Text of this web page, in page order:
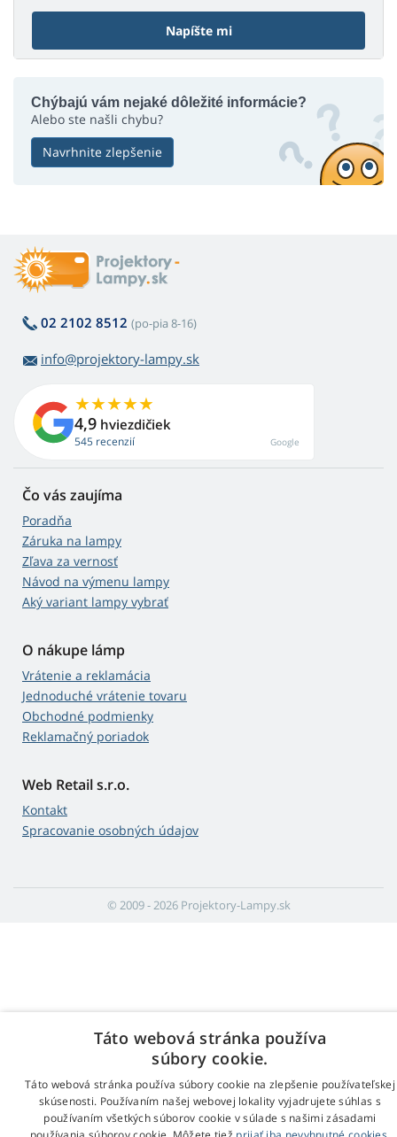
Napíšte mi
Chýbajú vám nejaké dôležité informácie?
Alebo ste našli chybu?
Navrhnite zlepšenie
02 2102 8512 (po-pia 8-16)
info@projektory-lampy.sk
4,9 hviezdičiek
545 recenzií Google
Čo vás zaujíma
Poradňa
Záruka na lampy
Zľava za vernosť
Návod na výmenu lampy
Aký variant lampy vybrať
O nákupe lámp
Vrátenie a reklamácia
Jednoduché vrátenie tovaru
Obchodné podmienky
Reklamačný poriadok
Web Retail s.r.o.
Kontakt
Spracovanie osobných údajov
© 2009 - 2026 Projektory-Lampy.sk
Táto webová stránka používa
súbory cookie.
Táto webová stránka používa súbory cookie na zlepšenie používateľskej
skúsenosti. Používaním našej webovej lokality vyjadrujete súhlas s
používaním všetkých súborov cookie v súlade s našimi zásadami